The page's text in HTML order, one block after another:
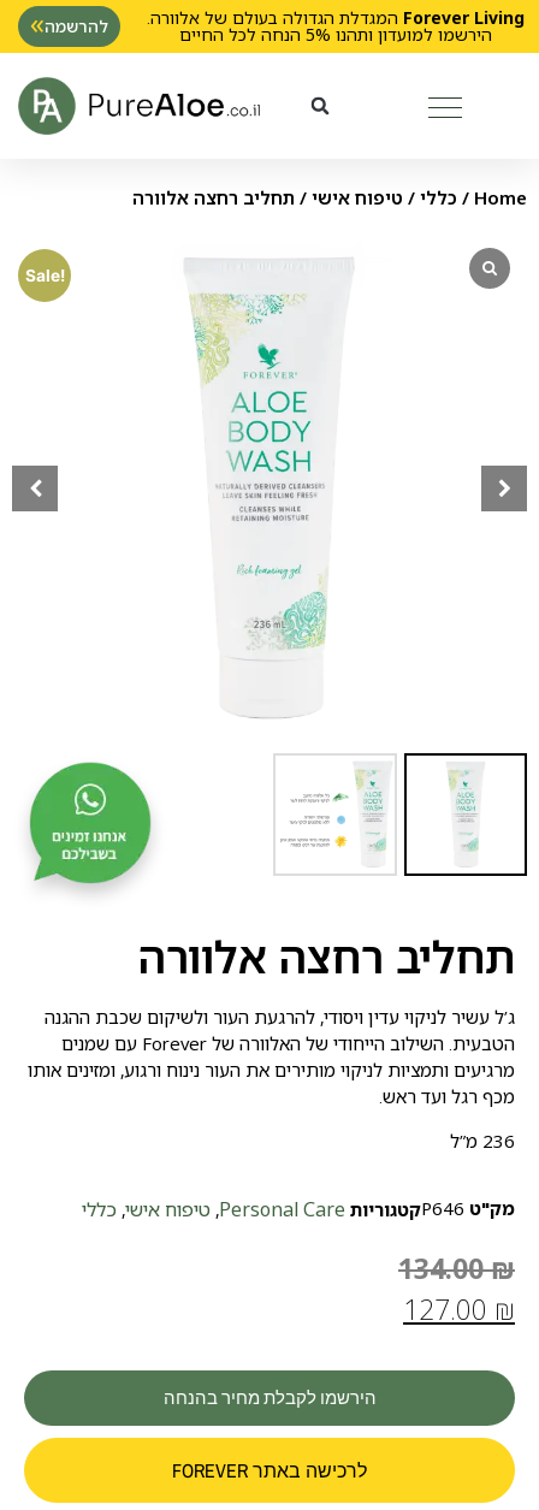
Forever Living המגדלת הגדולה בעולם של אלוורה.
הירשמו למועדון ותהנו 5% הנחה לכל החיים להרשמה
Home
/ כללי / טיפוח אישי / תחליב רחצה אלוורה
Sale!
תחליב רחצה אלוורה
ג’ל עשיר לניקוי עדין ויסודי, להרגעת העור ולשיקום שכבת ההגנה
הטבעית. השילוב הייחודי של האלוורה של Forever עם שמנים
מרגיעים ותמציות לניקוי מותירים את העור נינוח ורגוע, ומזינים אותו
מכף רגל ועד ראש.
236 מ”ל
מק"ט P646קטגוריות Personal Care
, טיפוח אישי, כללי
134.00₪
127.00 ₪
הירשמו לקבלת מחיר בהנחה
לרכישה באתר FOREVER